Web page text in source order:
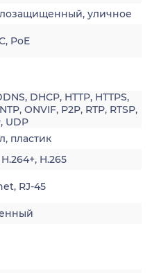
уличное
PoE
DHCP, HTTP, HTTPS,
ONVIF, P2P, RTP, RTSP,
UDP
пластик
H.265
RJ-45